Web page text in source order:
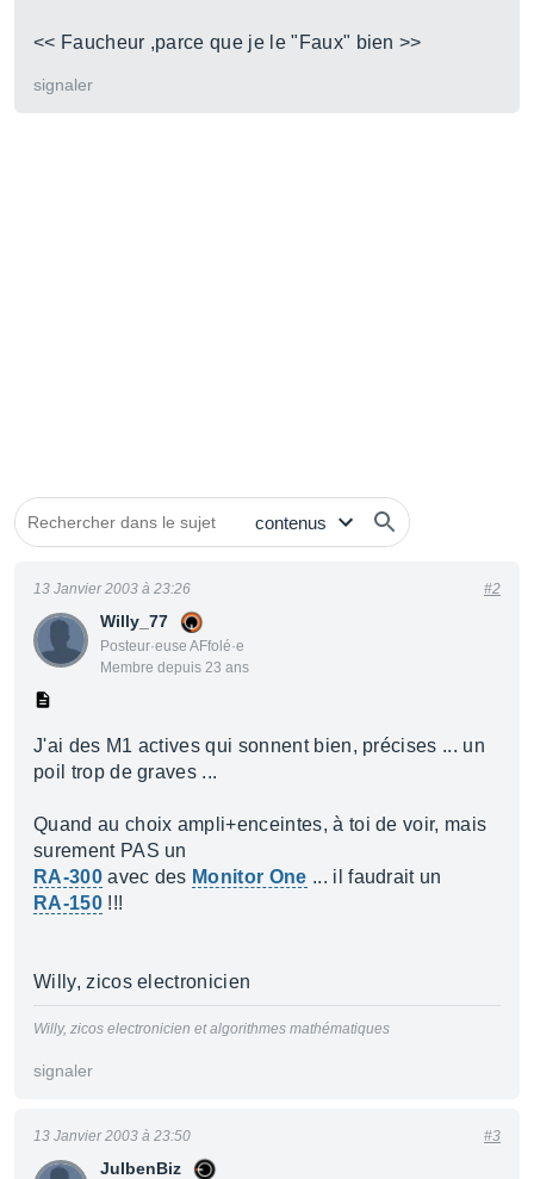
<< Faucheur ,parce que je le "Faux" bien >>
signaler
Willy_77
Posteur·euse AFfolé·e
Membre depuis 23 ans
13 Janvier 2003 à 23:26 #2
J'ai des M1 actives qui sonnent bien, précises ... un
poil trop de graves ...
Quand au choix ampli+enceintes, à toi de voir, mais
surement PAS un
RA-300avec des Monitor One ... il faudrait un
RA-150!!!
Willy, zicos electronicien
Willy, zicos electronicien et algorithmes mathématiques
signaler
JulbenBiz
13 Janvier 2003 à 23:50 #3